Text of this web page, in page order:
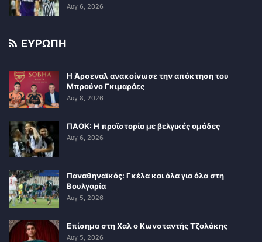
Αυγ 6, 2026
ΕΥΡΩΠΗ
Η Άρσεναλ ανακοίνωσε την απόκτηση του
Μπρούνο Γκιμαράες
Αυγ 8, 2026
ΠΑΟΚ: Η προϊστορία με βελγικές ομάδες
Αυγ 6, 2026
Παναθηναϊκός: Γκέλα και όλα για όλα στη
Βουλγαρία
Αυγ 5, 2026
Επίσημα στη Χαλ ο Κωνσταντής Τζολάκης
Αυγ 5, 2026